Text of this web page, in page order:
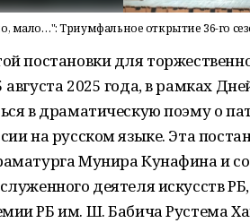
мало…": Триумфальное открытие 36-го
постановки для
2025 года, в рамках
в драматическую поэму о
на русском языке. Эта
Мунира Кунафина и
деятеля искусств
РБ им. Ш. Бабича Рустема